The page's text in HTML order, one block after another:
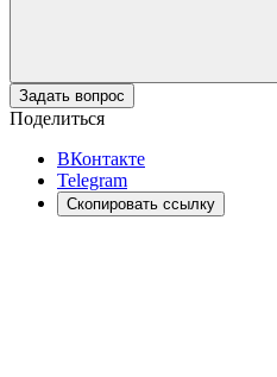
Задать вопрос
Поделиться
ВКонтакте
Telegram
Скопировать ссылку